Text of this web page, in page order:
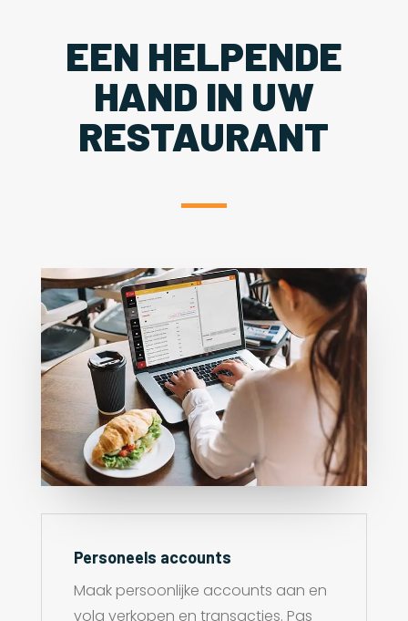
EEN HELPENDE
HAND IN UW
RESTAURANT
Personeels accounts
Maak persoonlijke accounts aan en
volg verkopen en transacties. Pas